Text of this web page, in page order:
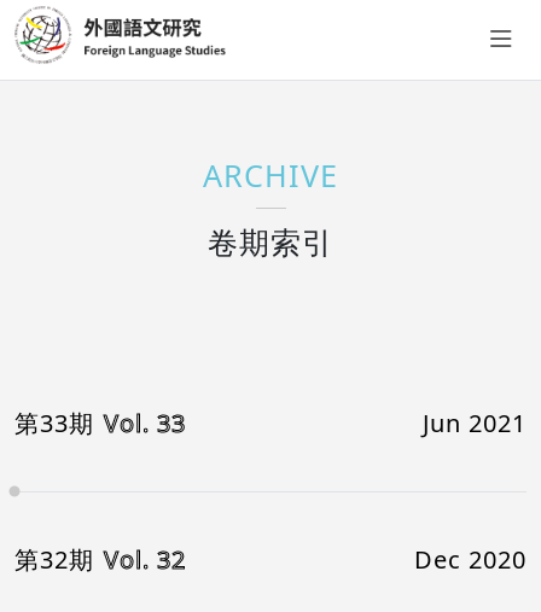
ARCHIVE
卷期索引
第33期 Vol. 33 Jun 2021
第32期 Vol. 32 Dec 2020